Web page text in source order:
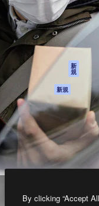
AI 動画生成ツール
AI 音声合成ツール
ストックコンテン
ツ
Claude/ChatGPT
向けMCP
新
規
エージェント 新規
API
モバイルアプリ
すべてのMagnificツ
ール
By clicking “Accept